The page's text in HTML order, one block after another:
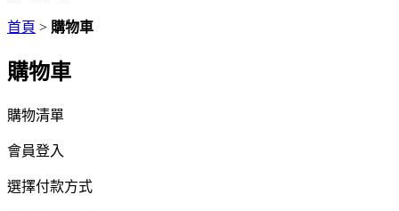
首頁 > 購物車
購物車
購物清單
會員登入
選擇付款方式